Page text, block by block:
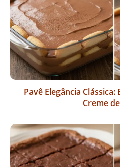
Pavê Elegância
Creme